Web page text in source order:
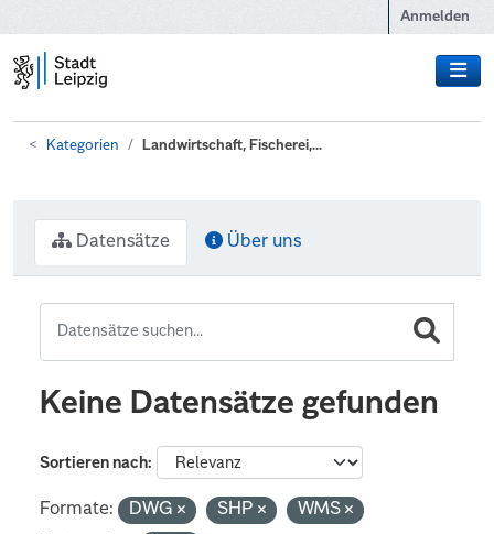
Anmelden
Kategorien Landwirtschaft, Fischerei,...
Datensätze Über uns
Keine Datensätze gefunden
Sortieren nach
Formate: DWG SHP
WMS